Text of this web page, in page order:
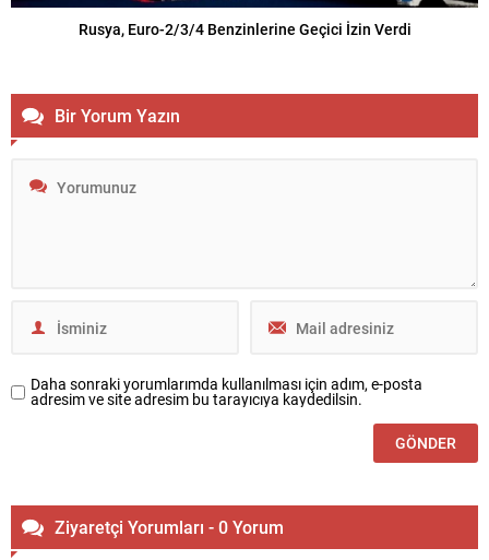
Rusya, Euro-2/3/4 Benzinlerine Geçici İzin Verdi
Bir Yorum Yazın
Daha sonraki yorumlarımda kullanılması için adım, e-posta
adresim ve site adresim bu tarayıcıya kaydedilsin.
Ziyaretçi Yorumları - 0 Yorum